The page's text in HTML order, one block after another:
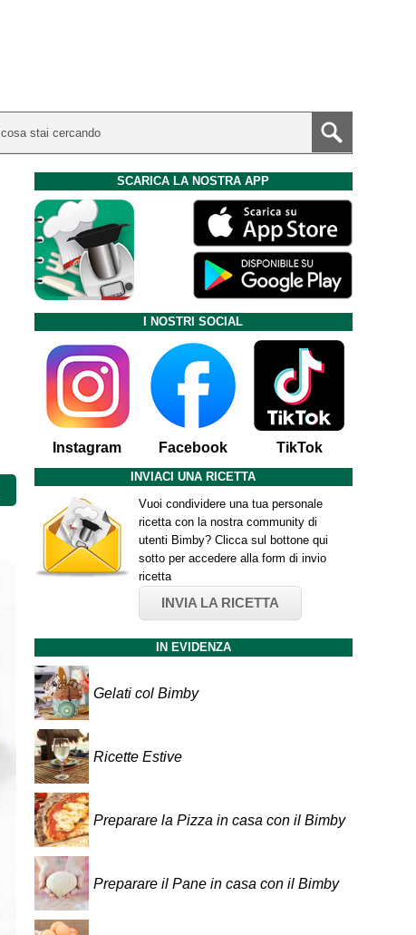
SCARICA LA NOSTRA APP
I NOSTRI SOCIAL
Instagram Facebook TikTok
INVIACI UNA RICETTA
Vuoi condividere una tua personale
ricetta con la nostra community di
utenti Bimby? Clicca sul bottone qui
sotto per accedere alla form di invio
ricetta
INVIA LA RICETTA
IN EVIDENZA
Gelati col Bimby
Ricette Estive
Preparare la Pizza in casa con il Bimby
Preparare il Pane in casa con il Bimby